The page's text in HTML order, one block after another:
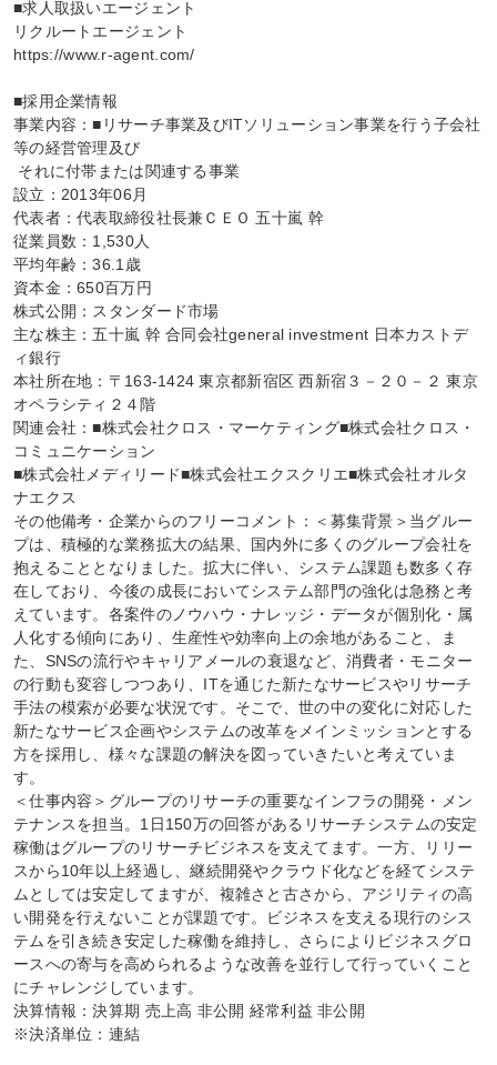
■求人取扱いエージェント
リクルートエージェント
https://www.r-agent.com/
■採用企業情報
事業内容：■リサーチ事業及びITソリューション事業を行う子会社
等の経営管理及び
設立：2013年06月
代表者：代表取締役社長兼ＣＥＯ 五十嵐 幹
従業員数：1,530人
平均年齢：36.1歳
資本金：650百万円
株式公開：スタンダード市場
主な株主：五十嵐 幹 合同会社general investment 日本カストデ
ィ銀行
本社所在地：〒163-1424 東京都新宿区 西新宿３－２０－２ 東京
オペラシティ２４階
関連会社：■株式会社クロス・マーケティング■株式会社クロス・
コミュニケーション
■株式会社メディリード■株式会社エクスクリエ■株式会社オルタ
ナエクス
その他備考・企業からのフリーコメント：＜募集背景＞当グルー
プは、積極的な業務拡大の結果、国内外に多くのグループ会社を
抱えることとなりました。拡大に伴い、システム課題も数多く存
在しており、今後の成長においてシステム部門の強化は急務と考
えています。各案件のノウハウ・ナレッジ・データが個別化・属
人化する傾向にあり、生産性や効率向上の余地があること、ま
た、SNSの流行やキャリアメールの衰退など、消費者・モニター
の行動も変容しつつあり、ITを通じた新たなサービスやリサーチ
手法の模索が必要な状況です。そこで、世の中の変化に対応した
新たなサービス企画やシステムの改革をメインミッションとする
方を採用し、様々な課題の解決を図っていきたいと考えていま
す。
＜仕事内容＞グループのリサーチの重要なインフラの開発・メン
テナンスを担当。1日150万の回答があるリサーチシステムの安定
稼働はグループのリサーチビジネスを支えてます。一方、リリー
スから10年以上経過し、継続開発やクラウド化などを経てシステ
ムとしては安定してますが、複雑さと古さから、アジリティの高
い開発を行えないことが課題です。ビジネスを支える現行のシス
テムを引き続き安定した稼働を維持し、さらによりビジネスグロ
ースへの寄与を高められるような改善を並行して行っていくこと
にチャレンジしています。
決算情報：決算期 売上高 非公開 経常利益 非公開
※決済単位：連結